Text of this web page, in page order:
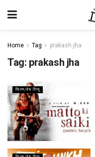
Home Tag prakash jha
Tag: prakash jha
फिल्म/वेब रिव्यू